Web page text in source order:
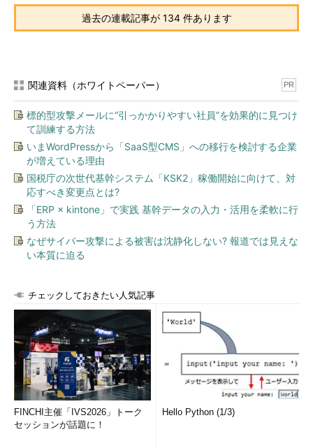
過去の連載記事が 134 件あります
関連資料（ホワイトペーパー） PR
標的型攻撃メールに“引っかかりやすい社員”を効果的に見つけ
て訓練する方法
いまWordPressから「SaaS型CMS」への移行を検討する企業
が増えている理由
国税庁の次世代基幹システム「KSK2」稼働開始に向けて、対
応すべき変更点とは?
「ERP × kintone」で実践 基幹データの入力・活用を柔軟に行
う方法
なぜサイバー攻撃による被害は沈静化しない? 報道では見えな
い本質に迫る
チェックしておきたい人気記事
FINCHI主催「IVS2026」トーク
セッションが話題に！
Hello Python (1/3)